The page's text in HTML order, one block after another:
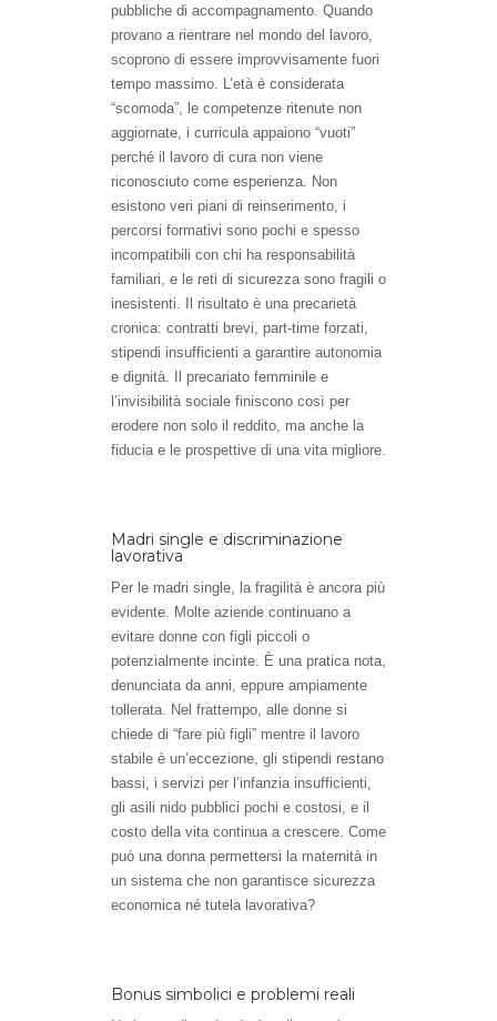
pubbliche di accompagnamento. Quando
provano a rientrare nel mondo del lavoro,
scoprono di essere improvvisamente fuori
tempo massimo. L’età è considerata
“scomoda”, le competenze ritenute non
aggiornate, i curricula appaiono “vuoti”
perché il lavoro di cura non viene
riconosciuto come esperienza. Non
esistono veri piani di reinserimento, i
percorsi formativi sono pochi e spesso
incompatibili con chi ha responsabilità
familiari, e le reti di sicurezza sono fragili o
inesistenti. Il risultato è una precarietà
cronica: contratti brevi, part-time forzati,
stipendi insufficienti a garantire autonomia
e dignità. Il precariato femminile e
l’invisibilità sociale finiscono così per
erodere non solo il reddito, ma anche la
fiducia e le prospettive di una vita migliore.
Madri single e discriminazione
lavorativa
Per le madri single, la fragilità è ancora più
evidente. Molte aziende continuano a
evitare donne con figli piccoli o
potenzialmente incinte. È una pratica nota,
denunciata da anni, eppure ampiamente
tollerata. Nel frattempo, alle donne si
chiede di “fare più figli” mentre il lavoro
stabile è un’eccezione, gli stipendi restano
bassi, i servizi per l’infanzia insufficienti,
gli asili nido pubblici pochi e costosi, e il
costo della vita continua a crescere. Come
può una donna permettersi la maternità in
un sistema che non garantisce sicurezza
economica né tutela lavorativa?
Bonus simbolici e problemi reali